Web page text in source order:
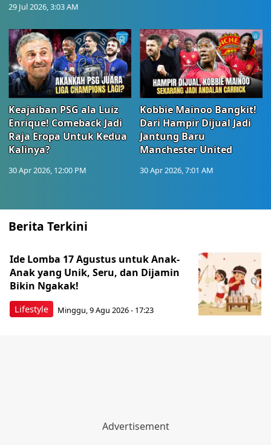
29 Jul 2026, 3:03 AM
Keajaiban PSG ala Luiz
Enrique! Comeback Jadi
Raja Eropa Untuk Kedua
Kalinya?
30 Apr 2026, 12:00 PM
Kobbie Mainoo Bangkit!
Dari Hampir Dijual Jadi
Jantung Baru
Manchester United
30 Apr 2026, 7:01 AM
Berita Terkini
Lifestyle
Ide Lomba 17 Agustus untuk Anak-
Anak yang Unik, Seru, dan Dijamin
Bikin Ngakak!
Minggu, 9 Agu 2026 - 17:23